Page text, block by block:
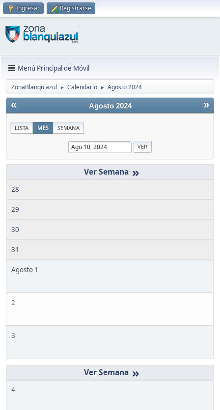
Ingresar Registrarse
Menú Principal de Móvil
ZonaBlanquiazul ► Calendario ► Agosto 2024
« »
Agosto 2024
LISTA MES SEMANA
»
28
29
30
31
Agosto 1
2
3
»
4